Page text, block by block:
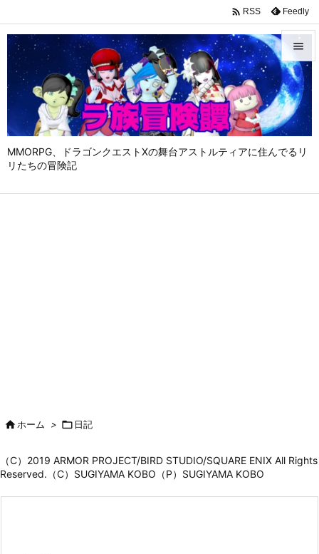
MMORPG、ドラゴンクエストⅩの舞台アストルティアに住んでるリ
リたちの冒険記


メニュ

サイド

 RSS Feedly
ホーム >  日記
（C）2019 ARMOR PROJECT/BIRD STUDIO/SQUARE ENIX All Rights
Reserved.（C）SUGIYAMA KOBO（P）SUGIYAMA KOBO